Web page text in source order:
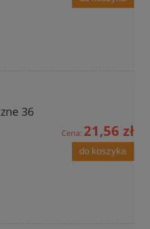
36
Cena: 21,56 zł
do koszyka